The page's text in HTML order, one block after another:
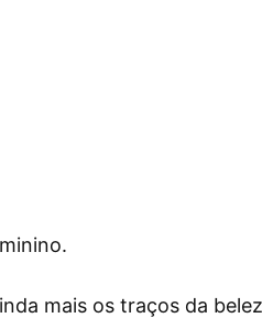
mais os traços da